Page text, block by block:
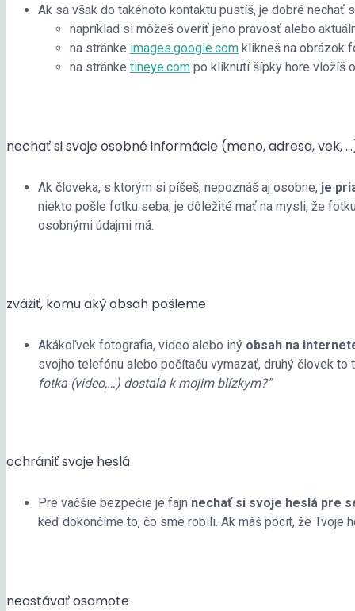
Ak sa však do takéhoto kontaktu pustíš, je dobré nechať
napríklad si môžeš overiť jeho pravosť alebo
na stránke images.google.com klikneš na obrázok
na stránke tineye.com po kliknutí šípky hore vložíš
nechať si svoje osobné informácie (meno, adresa, vek,
Ak človeka, s ktorým si píšeš, nepoznáš aj osobne, je
niekto pošle fotku seba, je dôležité mať na mysli, že
osobnými údajmi má.
zvážiť, komu aký obsah pošleme
Akákoľvek fotografia, video alebo iný obsah na
svojho telefónu alebo počítaču vymazať, druhý človek
fotka (video,…) dostala k mojim blízkym?”
ochrániť svoje heslá
Pre väčšie bezpečie je fajn nechať si svoje heslá pre
keď dokončíme to, čo sme robili. Ak máš pocit, že Tvoje
neostávať osamote